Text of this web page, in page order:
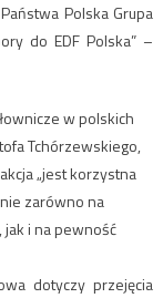
Polska Grupa
do EDF Polska” –
w polskich
Tchórzewskiego,
„jest korzystna
zarówno na
i na pewność
dotyczy przejęcia